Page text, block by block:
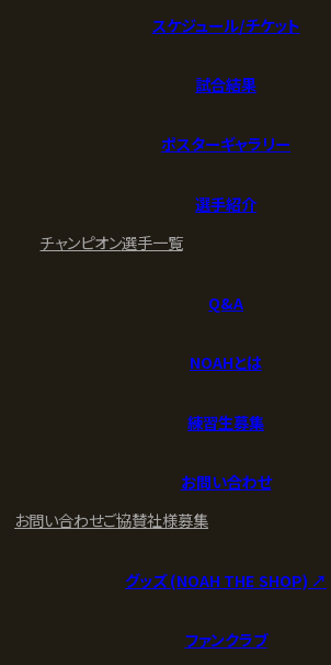
スケジュール/チケット
試合結果
ポスターギャラリー
選手紹介
チャンピオン選手一覧
Q&A
NOAHとは
練習生募集
お問い合わせ
お問い合わせご協賛社様募集
グッズ (NOAH THE SHOP) ↗︎
ファンクラブ